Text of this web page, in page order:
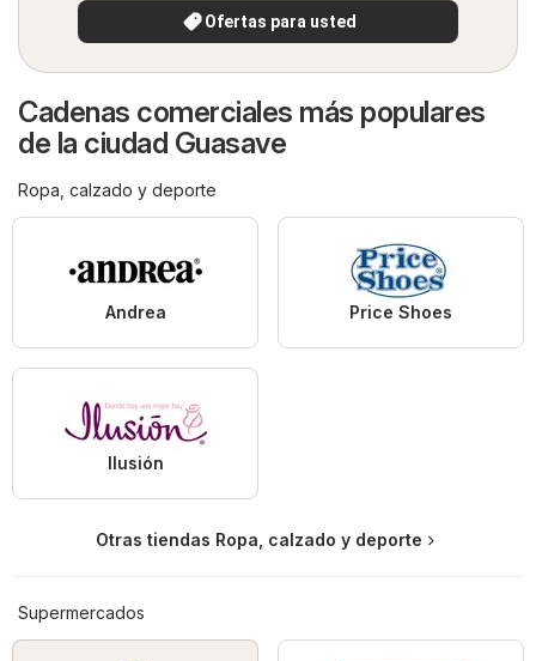
Ofertas para usted
Cadenas comerciales más populares
de la ciudad Guasave
Ropa, calzado y deporte
Andrea Price Shoes
Ilusión
Otras tiendas Ropa, calzado y deporte
Supermercados